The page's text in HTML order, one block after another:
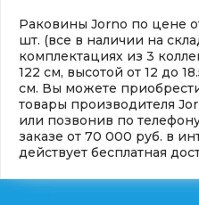
Раковины Jorno по цене
шт. (все в наличии на
комплектациях из 3
122 см, высотой от 12 до
см. Вы можете
товары производителя
или позвонив по
заказе от 70 000 руб. в
действует бесплатная